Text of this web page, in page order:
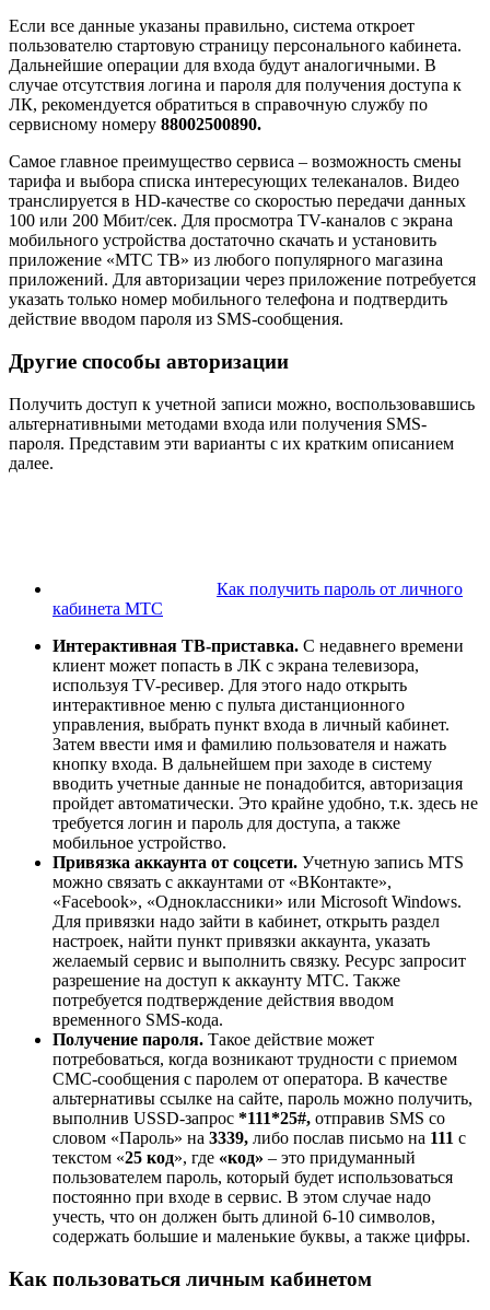
Если все данные указаны правильно, система откроет
пользователю стартовую страницу персонального кабинета.
Дальнейшие операции для входа будут аналогичными. В
случае отсутствия логина и пароля для получения доступа к
ЛК, рекомендуется обратиться в справочную службу по
сервисному номеру 88002500890.
Самое главное преимущество сервиса – возможность смены
тарифа и выбора списка интересующих телеканалов. Видео
транслируется в HD-качестве со скоростью передачи данных
100 или 200 Мбит/сек. Для просмотра TV-каналов с экрана
мобильного устройства достаточно скачать и установить
приложение «МТС ТВ» из любого популярного магазина
приложений. Для авторизации через приложение потребуется
указать только номер мобильного телефона и подтвердить
действие вводом пароля из SMS-сообщения.
Другие способы авторизации
Получить доступ к учетной записи можно, воспользовавшись
альтернативными методами входа или получения SMS-
пароля. Представим эти варианты с их кратким описанием
далее.
Как получить пароль от личного
кабинета МТС
Интерактивная ТВ-приставка. С недавнего времени
клиент может попасть в ЛК с экрана телевизора,
используя TV-ресивер. Для этого надо открыть
интерактивное меню с пульта дистанционного
управления, выбрать пункт входа в личный кабинет.
Затем ввести имя и фамилию пользователя и нажать
кнопку входа. В дальнейшем при заходе в систему
вводить учетные данные не понадобится, авторизация
пройдет автоматически. Это крайне удобно, т.к. здесь не
требуется логин и пароль для доступа, а также
мобильное устройство.
Привязка аккаунта от соцсети. Учетную запись MTS
можно связать с аккаунтами от «ВКонтакте»,
«Facebook», «Одноклассники» или Microsoft Windows.
Для привязки надо зайти в кабинет, открыть раздел
настроек, найти пункт привязки аккаунта, указать
желаемый сервис и выполнить связку. Ресурс запросит
разрешение на доступ к аккаунту МТС. Также
потребуется подтверждение действия вводом
временного SMS-кода.
Получение пароля. Такое действие может
потребоваться, когда возникают трудности с приемом
СМС-сообщения с паролем от оператора. В качестве
альтернативы ссылке на сайте, пароль можно получить,
выполнив USSD-запрос *111*25#, отправив SMS со
словом «Пароль» на 3339, либо послав письмо на 111 с
текстом «25 код», где «код» – это придуманный
пользователем пароль, который будет использоваться
постоянно при входе в сервис. В этом случае надо
учесть, что он должен быть длиной 6-10 символов,
содержать большие и маленькие буквы, а также цифры.
Как пользоваться личным кабинетом